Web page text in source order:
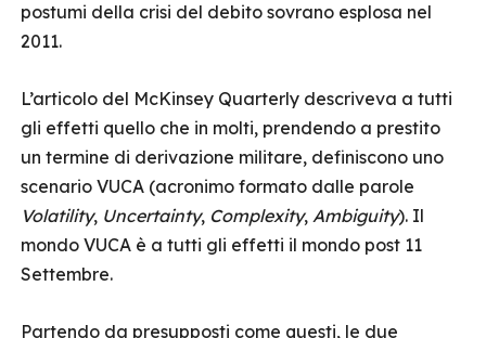
postumi della crisi del debito sovrano esplosa nel
2011.
L’articolo del McKinsey Quarterly descriveva a tutti
gli effetti quello che in molti, prendendo a prestito
un termine di derivazione militare, definiscono uno
scenario VUCA (acronimo formato dalle parole
Volatility, Uncertainty, Complexity, Ambiguity). Il
mondo VUCA è a tutti gli effetti il mondo post 11
Settembre.
Partendo da presupposti come questi, le due